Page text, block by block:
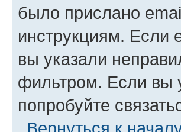
было прислано
инструкциям. Если
вы указали
фильтром. Если вы
попробуйте
Вернуться к